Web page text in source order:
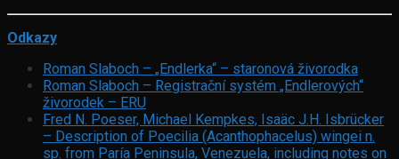
Odkazy
Roman Slaboch – „Endlerka“ – staronová živorodka
Roman Slaboch – Registrační systém „Endlerových“
živorodek – ERU
Fred N. Poeser, Michael Kempkes, Isaäc J.H. Isbrücker
– Description of Poecilia (Acanthophacelus) wingei n.
sp. from Paría Peninsula, Venezuela, including notes on